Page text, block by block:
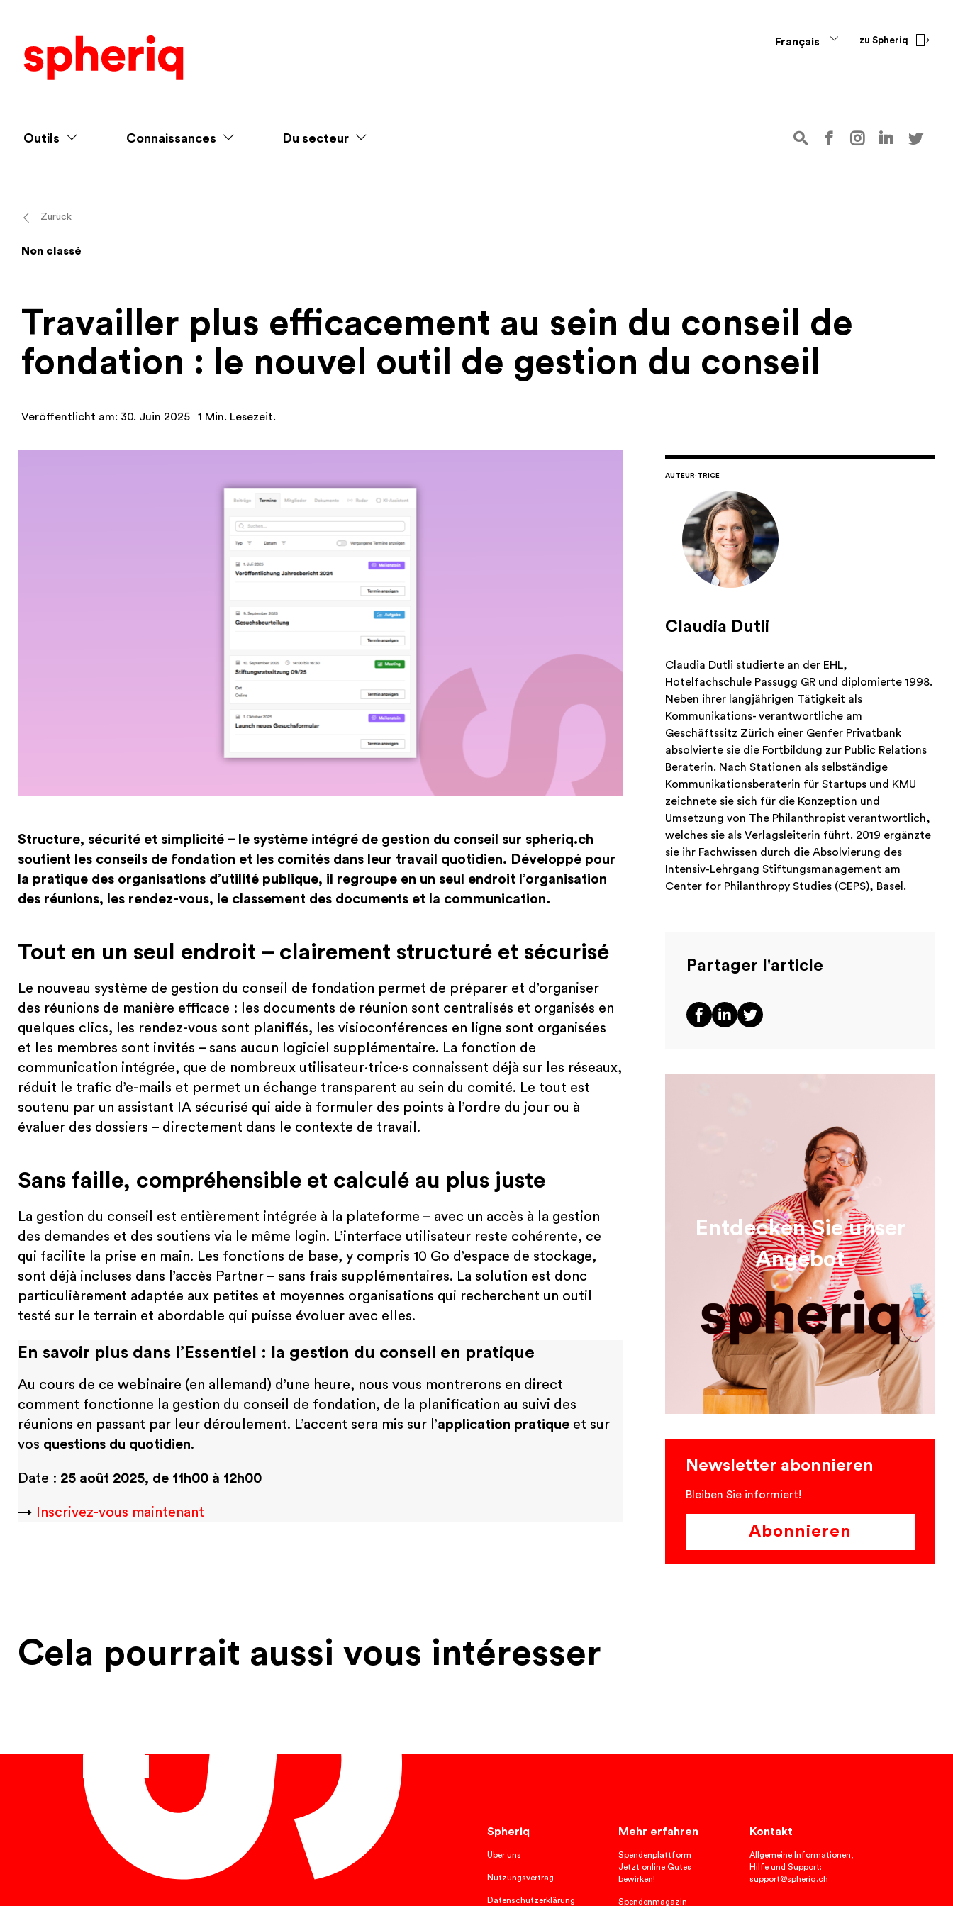
Français zu Spheriq
Outils Connaissances Du secteur
Zurück
Non classé
Travailler plus efficacement au sein du conseil de
fondation : le nouvel outil de gestion du conseil
Veröffentlicht am: 30. Juin 2025 1 Min. Lesezeit.
Structure, sécurité et simplicité – le système intégré de gestion du conseil sur spheriq.ch
soutient les conseils de fondation et les comités dans leur travail quotidien. Développé pour
la pratique des organisations d’utilité publique, il regroupe en un seul endroit l’organisation
des réunions, les rendez-vous, le classement des documents et la communication.
Tout en un seul endroit – clairement structuré et sécurisé
Le nouveau système de gestion du conseil de fondation permet de préparer et d’organiser
des réunions de manière efficace : les documents de réunion sont centralisés et organisés en
quelques clics, les rendez-vous sont planifiés, les visioconférences en ligne sont organisées
et les membres sont invités – sans aucun logiciel supplémentaire. La fonction de
communication intégrée, que de nombreux utilisateur·trice·s connaissent déjà sur les réseaux,
réduit le trafic d’e-mails et permet un échange transparent au sein du comité. Le tout est
soutenu par un assistant IA sécurisé qui aide à formuler des points à l’ordre du jour ou à
évaluer des dossiers – directement dans le contexte de travail.
Sans faille, compréhensible et calculé au plus juste
La gestion du conseil est entièrement intégrée à la plateforme – avec un accès à la gestion
des demandes et des soutiens via le même login. L’interface utilisateur reste cohérente, ce
qui facilite la prise en main. Les fonctions de base, y compris 10 Go d’espace de stockage,
sont déjà incluses dans l’accès Partner – sans frais supplémentaires. La solution est donc
particulièrement adaptée aux petites et moyennes organisations qui recherchent un outil
testé sur le terrain et abordable qui puisse évoluer avec elles.
En savoir plus dans l’Essentiel : la gestion du conseil en pratique
Au cours de ce webinaire (en allemand) d’une heure, nous vous montrerons en direct
comment fonctionne la gestion du conseil de fondation, de la planification au suivi des
réunions en passant par leur déroulement. L’accent sera mis sur l’application pratique et sur
vos questions du quotidien.
Date : 25 août 2025, de 11h00 à 12h00
→ Inscrivez-vous maintenant
AUTEUR·TRICE
Claudia Dutli
Claudia Dutli studierte an der EHL,
Hotelfachschule Passugg GR und diplomierte 1998.
Neben ihrer langjährigen Tätigkeit als
Kommunikations- verantwortliche am
Geschäftssitz Zürich einer Genfer Privatbank
absolvierte sie die Fortbildung zur Public Relations
Beraterin. Nach Stationen als selbständige
Kommunikationsberaterin für Startups und KMU
zeichnete sie sich für die Konzeption und
Umsetzung von The Philanthropist verantwortlich,
welches sie als Verlagsleiterin führt. 2019 ergänzte
sie ihr Fachwissen durch die Absolvierung des
Intensiv-Lehrgang Stiftungsmanagement am
Center for Philanthropy Studies (CEPS), Basel.
Partager l'article
Entdecken Sie unser
Angebot
Newsletter abonnieren
Bleiben Sie informiert!
Abonnieren
Cela pourrait aussi vous intéresser
Spheriq
Über uns
Nutzungsvertrag
Datenschutzerklärung
Mehr erfahren
Spendenplattform
Jetzt online Gutes
bewirken!
Spendenmagazin
Kontakt
Allgemeine Informationen,
Hilfe und Support:
support@spheriq.ch